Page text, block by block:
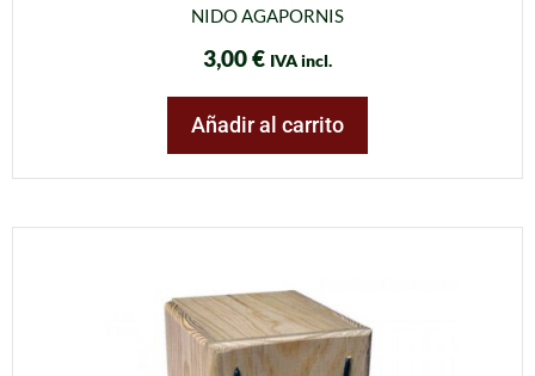
NIDO AGAPORNIS
3,00€ IVA incl.
Añadir al carrito